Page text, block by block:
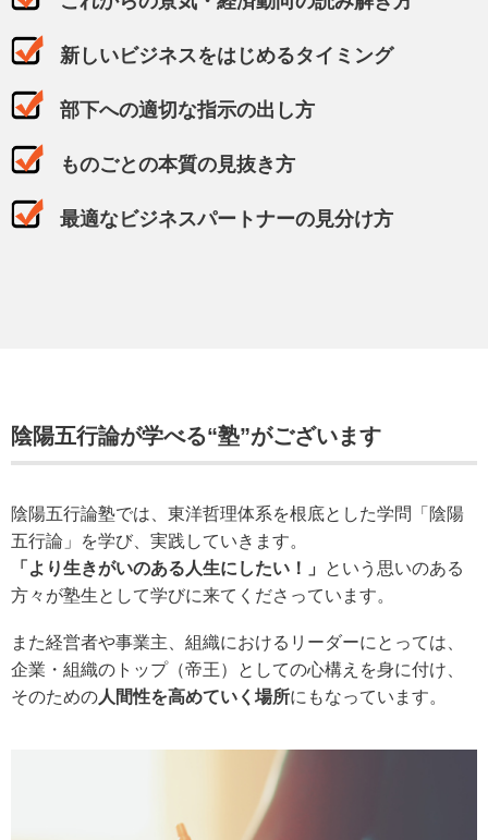
新しいビジネスをはじめるタイミング
部下への適切な指示の出し方
ものごとの本質の見抜き方
最適なビジネスパートナーの見分け方
陰陽五行論が学べる“塾”がございます
陰陽五行論塾では、東洋哲理体系を根底とした学問「陰陽
五行論」を学び、実践していきます。
「より生きがいのある人生にしたい！」
という思いのある
方々が塾生として学びに来てくださっています。
また経営者や事業主、組織におけるリーダーにとっては、
企業・組織のトップ（帝王）としての心構えを身に付け、
そのための人間性を高めていく場所にもなっています。